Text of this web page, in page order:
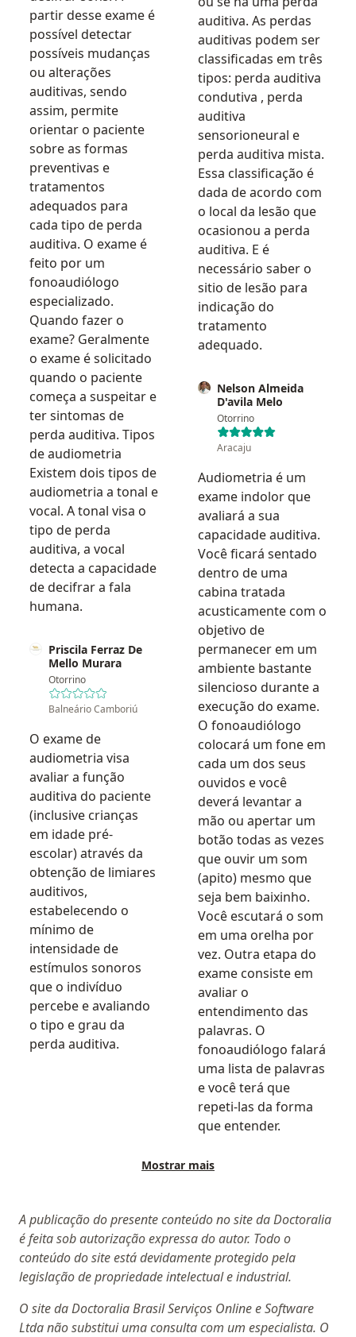
partir desse exame é
possível detectar
possíveis mudanças
ou alterações
auditivas, sendo
assim, permite
orientar o paciente
sobre as formas
preventivas e
tratamentos
adequados para
cada tipo de perda
auditiva. O exame é
feito por um
fonoaudiólogo
especializado.
Quando fazer o
exame? Geralmente
o exame é solicitado
quando o paciente
começa a suspeitar e
ter sintomas de
perda auditiva. Tipos
de audiometria
Existem dois tipos de
audiometria a tonal e
vocal. A tonal visa o
tipo de perda
auditiva, a vocal
detecta a capacidade
de decifrar a fala
humana.
Priscila Ferraz De
Mello Murara
Otorrino
Balneário Camboriú
O exame de
audiometria visa
avaliar a função
auditiva do paciente
(inclusive crianças
em idade pré-
escolar) através da
obtenção de limiares
auditivos,
estabelecendo o
mínimo de
intensidade de
estímulos sonoros
que o indivíduo
percebe e avaliando
o tipo e grau da
perda auditiva.
auditiva. As perdas
auditivas podem ser
classificadas em três
tipos: perda auditiva
condutiva , perda
auditiva
sensorioneural e
perda auditiva mista.
Essa classificação é
dada de acordo com
o local da lesão que
ocasionou a perda
auditiva. E é
necessário saber o
sitio de lesão para
indicação do
tratamento
adequado.
Nelson Almeida
D'avila Melo
Otorrino
Aracaju
Audiometria é um
exame indolor que
avaliará a sua
capacidade auditiva.
Você ficará sentado
dentro de uma
cabina tratada
acusticamente com o
objetivo de
permanecer em um
ambiente bastante
silencioso durante a
execução do exame.
O fonoaudiólogo
colocará um fone em
cada um dos seus
ouvidos e você
deverá levantar a
mão ou apertar um
botão todas as vezes
que ouvir um som
(apito) mesmo que
seja bem baixinho.
Você escutará o som
em uma orelha por
vez. Outra etapa do
exame consiste em
avaliar o
entendimento das
palavras. O
fonoaudiólogo falará
uma lista de palavras
e você terá que
repeti-las da forma
que entender.
Mostrar mais
A publicação do presente conteúdo no site da Doctoralia
é feita sob autorização expressa do autor. Todo o
conteúdo do site está devidamente protegido pela
legislação de propriedade intelectual e industrial.
O site da Doctoralia Brasil Serviços Online e Software
Ltda não substitui uma consulta com um especialista. O